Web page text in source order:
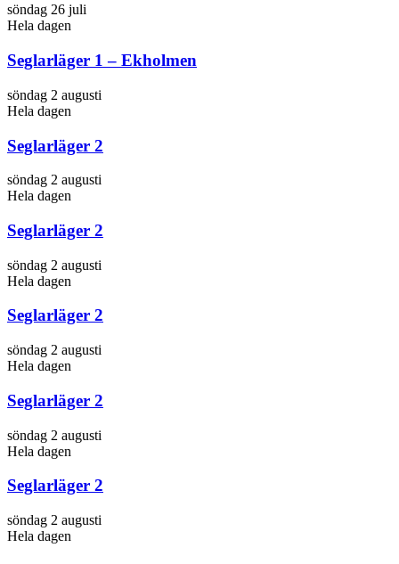
söndag 26 juli
Hela dagen
Seglarläger 1 – Ekholmen
söndag 2 augusti
Hela dagen
Seglarläger 2
söndag 2 augusti
Hela dagen
Seglarläger 2
söndag 2 augusti
Hela dagen
Seglarläger 2
söndag 2 augusti
Hela dagen
Seglarläger 2
söndag 2 augusti
Hela dagen
Seglarläger 2
söndag 2 augusti
Hela dagen